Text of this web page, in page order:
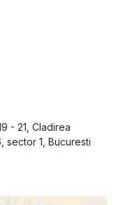
- 21, Cladirea
sector 1, Bucuresti